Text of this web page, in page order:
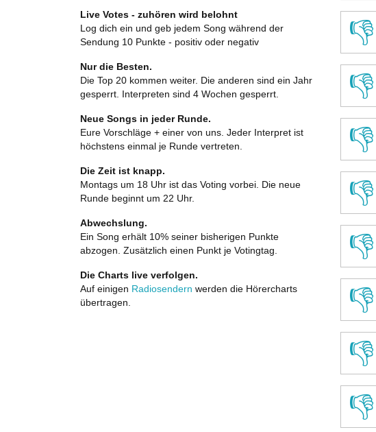
👎
👎
👎
👎
👎
👎
👎
👎
Live Votes - zuhören wird belohnt
Log dich ein und geb jedem Song während der
Sendung 10 Punkte - positiv oder negativ
Nur die Besten.
Die Top 20 kommen weiter. Die anderen sind ein Jahr
gesperrt. Interpreten sind 4 Wochen gesperrt.
Neue Songs in jeder Runde.
Eure Vorschläge + einer von uns. Jeder Interpret ist
höchstens einmal je Runde vertreten.
Die Zeit ist knapp.
Montags um 18 Uhr ist das Voting vorbei. Die neue
Runde beginnt um 22 Uhr.
Abwechslung.
Ein Song erhält 10% seiner bisherigen Punkte
abzogen. Zusätzlich einen Punkt je Votingtag.
Die Charts live verfolgen.
Auf einigen Radiosendern werden die Hörercharts
übertragen.